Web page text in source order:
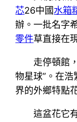
芯26中國水箱
辦。一批名字
零件草直接在
走停頓館
物星球”。在
界的外鄉特點
這盆花它